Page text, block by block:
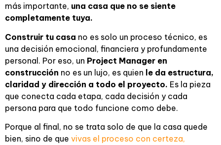
más importante, una casa que no se siente
completamente tuya.
Construir tu casa no es solo un proceso técnico, es
una decisión emocional, financiera y profundamente
personal. Por eso, un Project Manager en
construcción no es un lujo, es quien le da estructura,
claridad y dirección a todo el proyecto. Es la pieza
que conecta cada etapa, cada decisión y cada
persona para que todo funcione como debe.
Porque al final, no se trata solo de que la casa quede
bien, sino de que vivas el proceso con certeza,